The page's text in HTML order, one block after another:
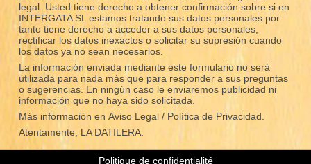
legal. Usted tiene derecho a obtener confirmación sobre si en
INTERGATA SL estamos tratando sus datos personales por
tanto tiene derecho a acceder a sus datos personales,
rectificar los datos inexactos o solicitar su supresión cuando
los datos ya no sean necesarios.
La información enviada mediante este formulario no será
utilizada para nada más que para responder a sus preguntas
o sugerencias. En ningún caso le enviaremos publicidad ni
información que no haya sido solicitada.
Más información en Aviso Legal / Política de Privacidad.
Atentamente, LA DATILERA.
Politique de confidentialité